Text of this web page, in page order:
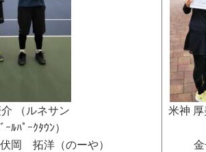
（ルネサン
ﾙﾊﾟｰｸﾀｳﾝ）
伏岡 拓洋（のーや）
米神